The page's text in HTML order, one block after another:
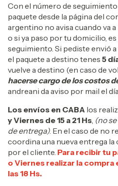
Con el número de
paquete desde la página del
argentino no avisa cuando va a
o si ya paso por tu domicilio,
seguimiento. Si pediste envió
el paquete a destino tenes 5
vuelve a destino (en caso de
hacerse cargo de los costos
andreani da aviso por mail el
Los envíos en CABA los
y Viernes de 15 a 21 Hs (no
de entrega). En el caso de no
coordina una nueva entrega la
por el cliente. Para recibir tu
o Viernes realizar la
las 18 Hs.